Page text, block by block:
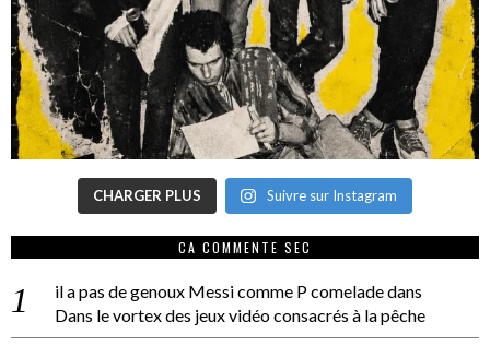
CHARGER PLUS Suivre sur Instagram
CA COMMENTE SEC
il a pas de genoux Messi comme P comeladedans
Dans le vortex des jeux vidéo consacrés à la pêche